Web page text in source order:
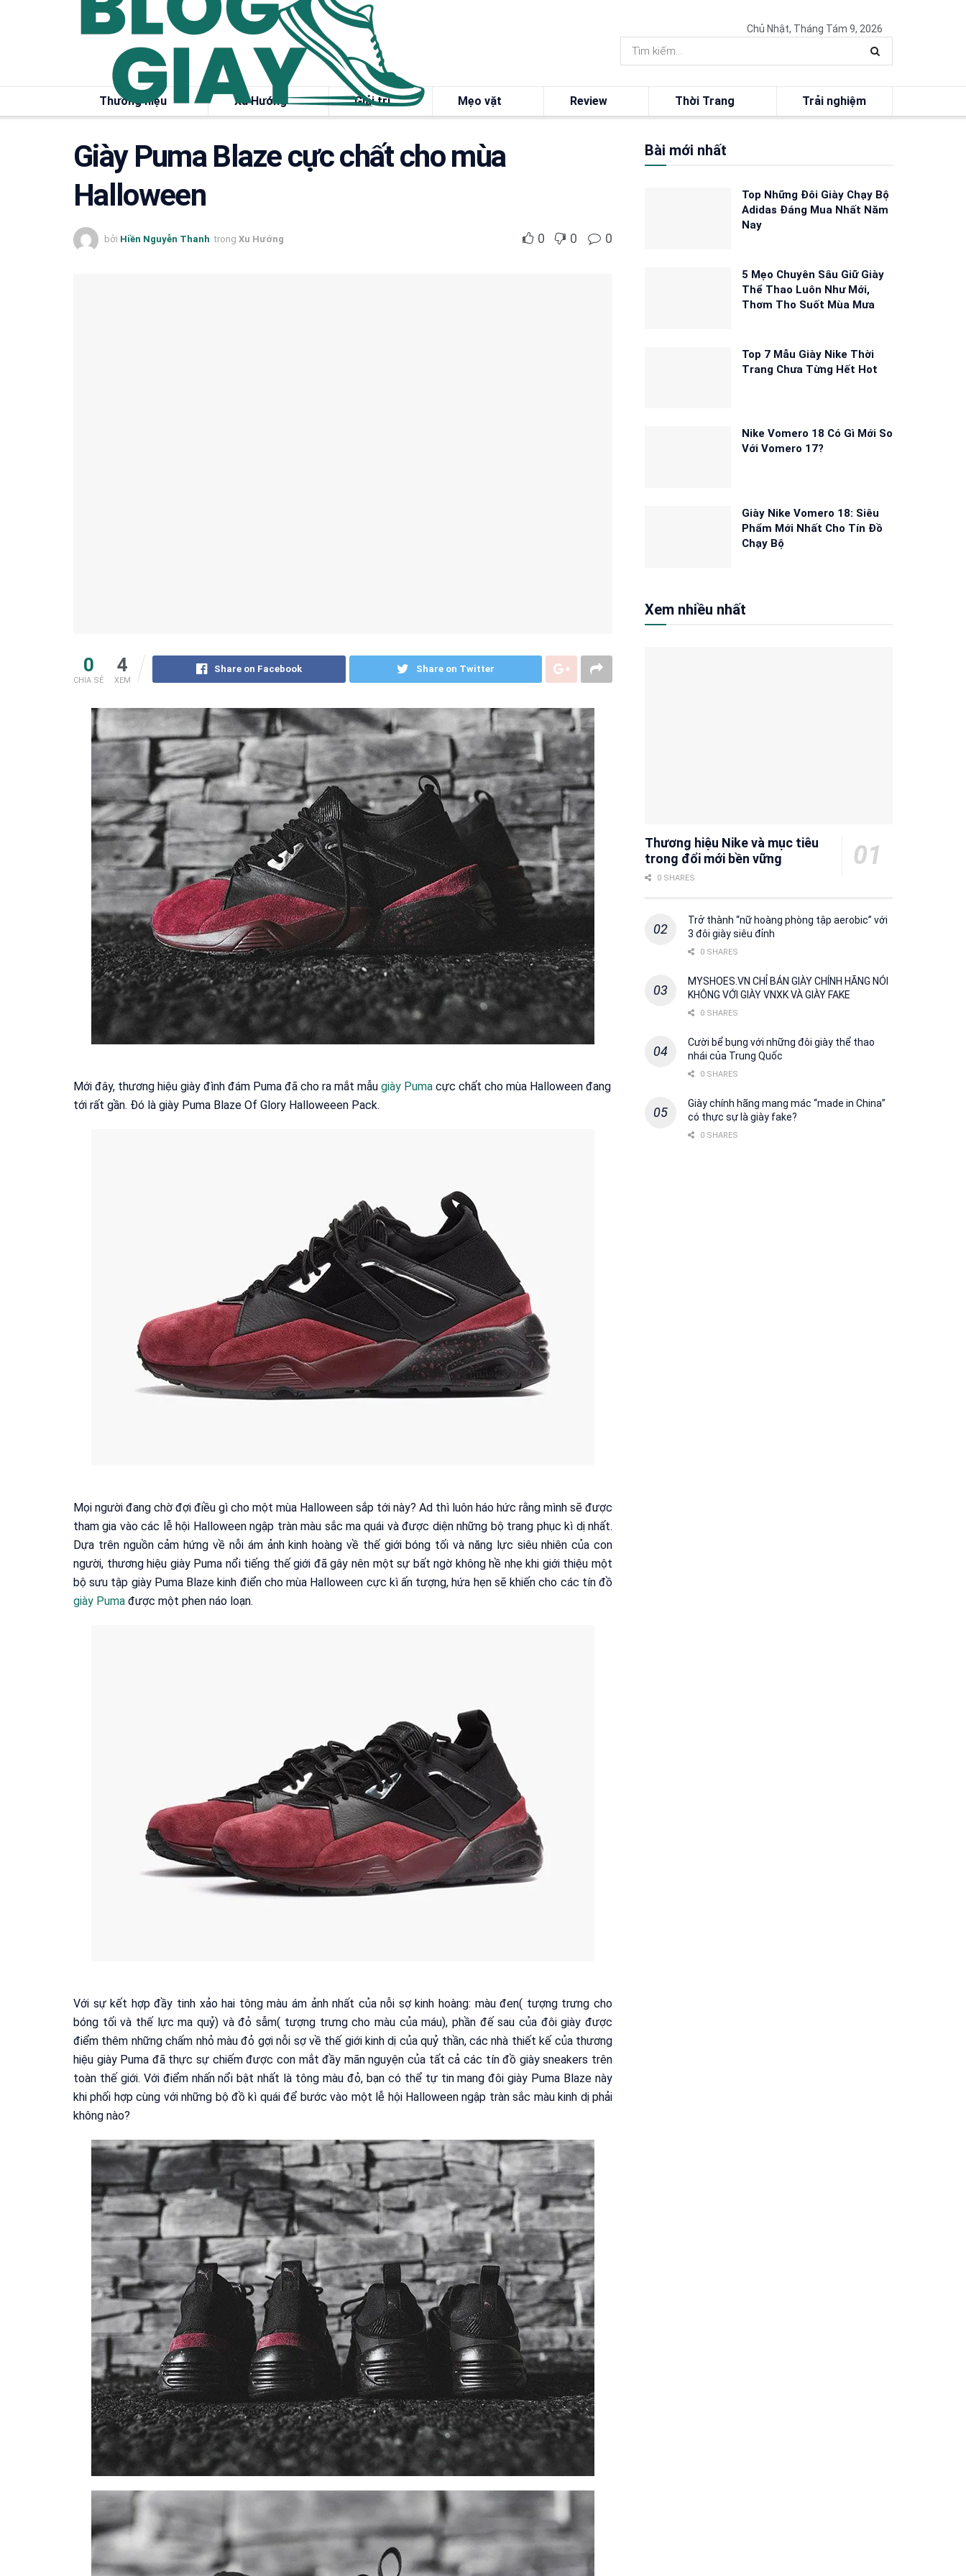
Chủ Nhật, Tháng Tám 9, 2026
Thương hiệu Xu Hướng Giải trí Mẹo vặt Review Thời Trang Trải nghiệm
Giày Puma Blaze cực chất cho mùa
Halloween
bởi Hiền Nguyễn Thanh trong Xu Hướng 0 0 0
0
CHIA SẺ
4
XEM
Share on Facebook Share on Twitter
Mới đây, thương hiệu giày đình đám Puma đã cho ra mắt mẫu giày Puma cực chất cho mùa Halloween đang
tới rất gần. Đó là giày Puma Blaze Of Glory Halloweeen Pack.
Mọi người đang chờ đợi điều gì cho một mùa Halloween sắp tới này? Ad thì luôn háo hức rằng mình sẽ được
tham gia vào các lễ hội Halloween ngập tràn màu sắc ma quái và được diện những bộ trang phục kì dị nhất.
Dựa trên nguồn cảm hứng về nỗi ám ảnh kinh hoàng về thế giới bóng tối và năng lực siêu nhiên của con
người, thương hiệu giày Puma nổi tiếng thế giới đã gây nên một sự bất ngờ không hề nhẹ khi giới thiệu một
bộ sưu tập giày Puma Blaze kinh điển cho mùa Halloween cực kì ấn tượng, hứa hẹn sẽ khiến cho các tín đồ
giày Puma được một phen náo loạn.
Với sự kết hợp đầy tinh xảo hai tông màu ám ảnh nhất của nỗi sợ kinh hoàng: màu đen( tượng trưng cho
bóng tối và thế lực ma quỷ) và đỏ sẫm( tượng trưng cho màu của máu), phần đế sau của đôi giày được
điểm thêm những chấm nhỏ màu đỏ gợi nỗi sợ về thế giới kinh dị của quỷ thần, các nhà thiết kế của thương
hiệu giày Puma đã thực sự chiếm được con mắt đầy mãn nguyện của tất cả các tín đồ giày sneakers trên
toàn thế giới. Với điểm nhấn nổi bật nhất là tông màu đỏ, bạn có thể tự tin mang đôi giày Puma Blaze này
khi phối hợp cùng với những bộ đồ kì quái để bước vào một lễ hội Halloween ngập tràn sắc màu kinh dị phải
không nào?
Bài mới nhất
Top Những Đôi Giày Chạy Bộ
Adidas Đáng Mua Nhất Năm
Nay
5 Mẹo Chuyên Sâu Giữ Giày
Thể Thao Luôn Như Mới,
Thơm Tho Suốt Mùa Mưa
Top 7 Mẫu Giày Nike Thời
Trang Chưa Từng Hết Hot
Nike Vomero 18 Có Gì Mới So
Với Vomero 17?
Giày Nike Vomero 18: Siêu
Phẩm Mới Nhất Cho Tín Đồ
Chạy Bộ
Xem nhiều nhất
Thương hiệu Nike và mục tiêu
trong đổi mới bền vững
0 SHARES
Trở thành “nữ hoàng phòng tập aerobic” với
3 đôi giày siêu đỉnh
0 SHARES
MYSHOES.VN CHỈ BÁN GIÀY CHÍNH HÃNG NÓI
KHÔNG VỚI GIÀY VNXK VÀ GIÀY FAKE
0 SHARES
Cười bể bụng với những đôi giày thể thao
nhái của Trung Quốc
0 SHARES
Giày chính hãng mang mác “made in China”
có thực sự là giày fake?
0 SHARES